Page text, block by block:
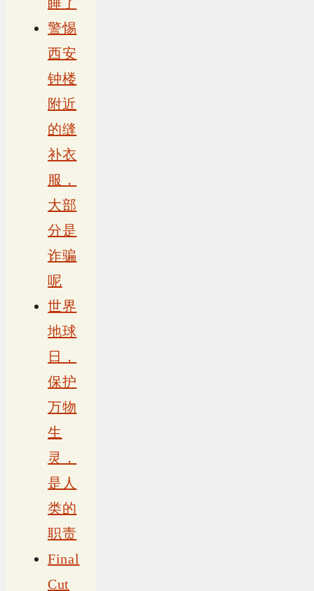
睡了
警惕
西安
钟楼
附近
的缝
补衣
服，
大部
分是
诈骗
呢
世界
地球
日，
保护
万物
生
灵，
是人
类的
职责
Final
Cut